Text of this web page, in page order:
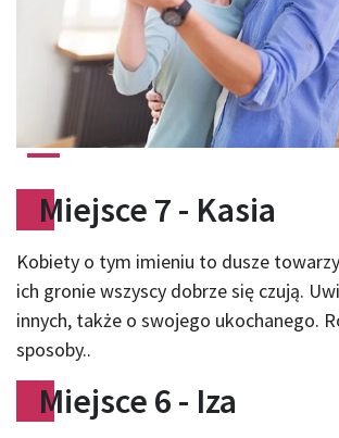
Miejsce 7 - Kasia
Kobiety o tym imieniu to dusze
ich gronie wszyscy dobrze się czują.
innych, także o swojego ukochanego.
sposoby..
Miejsce 6 - Iza